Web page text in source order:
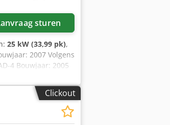
sturen
25 kW (33,99 pk),
2007 Volgens
4 Bouwjaar: 2005
netto Hamm
netto Hamm
netto OokClickout